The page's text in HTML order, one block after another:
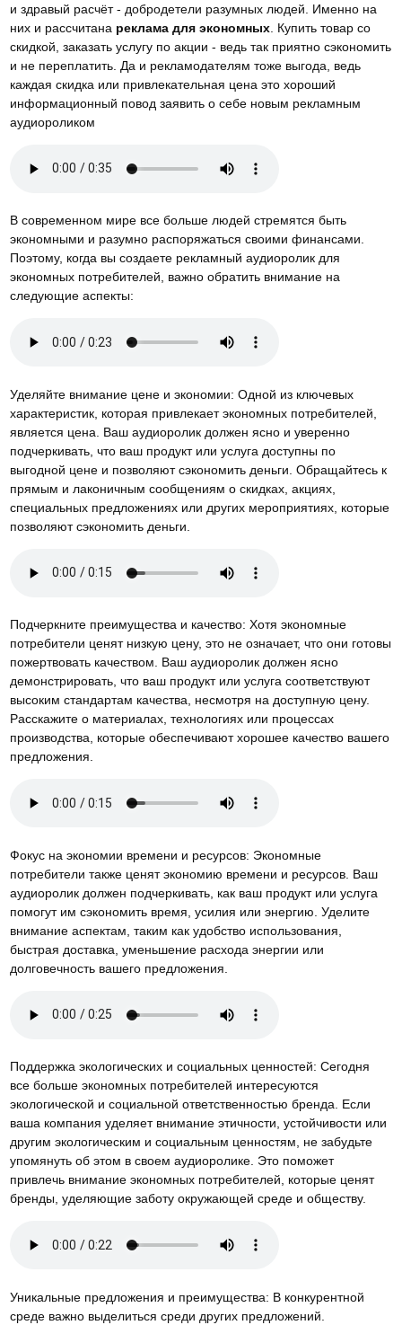
и здравый расчёт - добродетели разумных людей. Именно на
них и рассчитана реклама для экономных . Купить товар со
скидкой, заказать услугу по акции - ведь так приятно сэкономить
и не переплатить. Да и рекламодателям тоже выгода, ведь
каждая скидка или привлекательная цена это хороший
информационный повод заявить о себе новым рекламным
аудиороликом
В современном мире все больше людей стремятся быть
экономными и разумно распоряжаться своими финансами.
Поэтому, когда вы создаете рекламный аудиоролик для
экономных потребителей, важно обратить внимание на
следующие аспекты:
Уделяйте внимание цене и экономии: Одной из ключевых
характеристик, которая привлекает экономных потребителей,
является цена. Ваш аудиоролик должен ясно и уверенно
подчеркивать, что ваш продукт или услуга доступны по
выгодной цене и позволяют сэкономить деньги. Обращайтесь к
прямым и лаконичным сообщениям о скидках, акциях,
специальных предложениях или других мероприятиях, которые
позволяют сэкономить деньги.
Подчеркните преимущества и качество: Хотя экономные
потребители ценят низкую цену, это не означает, что они готовы
пожертвовать качеством. Ваш аудиоролик должен ясно
демонстрировать, что ваш продукт или услуга соответствуют
высоким стандартам качества, несмотря на доступную цену.
Расскажите о материалах, технологиях или процессах
производства, которые обеспечивают хорошее качество вашего
предложения.
Фокус на экономии времени и ресурсов: Экономные
потребители также ценят экономию времени и ресурсов. Ваш
аудиоролик должен подчеркивать, как ваш продукт или услуга
помогут им сэкономить время, усилия или энергию. Уделите
внимание аспектам, таким как удобство использования,
быстрая доставка, уменьшение расхода энергии или
долговечность вашего предложения.
Поддержка экологических и социальных ценностей: Сегодня
все больше экономных потребителей интересуются
экологической и социальной ответственностью бренда. Если
ваша компания уделяет внимание этичности, устойчивости или
другим экологическим и социальным ценностям, не забудьте
упомянуть об этом в своем аудиоролике. Это поможет
привлечь внимание экономных потребителей, которые ценят
бренды, уделяющие заботу окружающей среде и обществу.
Уникальные предложения и преимущества: В конкурентной
среде важно выделиться среди других предложений.